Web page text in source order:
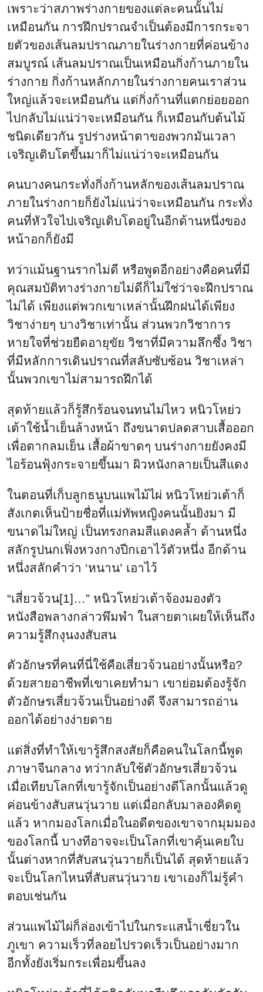
เพราะว่าสภาพร่างกายของแต่ละคนนั้นไม่
เหมือนกัน การฝึกปราณจำเป็นต้องมีการกระจา
ยตัวของเส้นลมปราณภายในร่างกายที่ค่อนข้าง
สมบูรณ์ เส้นลมปราณเป็นเหมือนกิ่งก้านภายใน
ร่างกาย กิ่งก้านหลักภายในร่างกายคนเราส่วน
ใหญ่แล้วจะเหมือนกัน แต่กิ่งก้านที่แตกย่อยออก
ไปกลับไม่แน่ว่าจะเหมือนกัน ก็เหมือนกับต้นไม้
ชนิดเดียวกัน รูปร่างหน้าตาของพวกมันเวลา
เจริญเติบโตขึ้นมาก็ไม่แน่ว่าจะเหมือนกัน
คนบางคนกระทั่งกิ่งก้านหลักของเส้นลมปราณ
ภายในร่างกายก็ยังไม่แน่ว่าจะเหมือนกัน กระทั่ง
คนที่หัวใจไปเจริญเติบโตอยู่ในอีกด้านหนึ่งของ
หน้าอกก็ยังมี
ทว่าแม้นฐานรากไม่ดี หรือพูดอีกอย่างคือคนที่มี
คุณสมบัติทางร่างกายไม่ดีก็ไม่ใช่ว่าจะฝึกปราณ
ไม่ได้ เพียงแต่พวกเขาเหล่านั้นฝึกฝนได้เพียง
วิชาง่ายๆ บางวิชาเท่านั้น ส่วนพวกวิชาการ
หายใจที่ช่วยยืดอายุขัย วิชาที่มีความลึกซึ้ง วิชา
ที่มีหลักการเดินปราณที่สลับซับซ้อน วิชาเหล่า
นั้นพวกเขาไม่สามารถฝึกได้
สุดท้ายแล้วก็รู้สึกร้อนจนทนไม่ไหว หนิวโหย่ว
เต้าใช้น้ำเย็นล้างหน้า ถึงขนาดปลดสาบเสื้อออก
เพื่อตากลมเย็น เสื้อผ้าขาดๆ บนร่างกายยังคงมี
ไอร้อนฟุ้งกระจายขึ้นมา ผิวหนังกลายเป็นสีแดง
ในตอนที่เก็บลูกธนูบนแพไม้ไผ่ หนิวโหย่วเต้าก็
สังเกตเห็นป้ายชื่อที่แม่ทัพหญิงคนนั้นยิงมา มี
ขนาดไม่ใหญ่ เป็นทรงกลมสีแดงคล้ำ ด้านหนึ่ง
สลักรูปนกเฟิ่งหวงกางปีกเอาไว้ตัวหนึ่ง อีกด้าน
หนึ่งสลักคำว่า ‘หนาน’ เอาไว้
“เสี่ยวจ้วน[1]…” หนิวโหย่วเต้าจ้องมองตัว
หนังสือพลางกล่าวพึมพำ ในสายตาเผยให้เห็นถึง
ความรู้สึกงุนงงสับสน
ตัวอักษรที่คนที่นี่ใช้คือเสี่ยวจ้วนอย่างนั้นหรือ?
ด้วยสายอาชีพที่เขาเคยทำมา เขาย่อมต้องรู้จัก
ตัวอักษรเสี่ยวจ้วนเป็นอย่างดี จึงสามารถอ่าน
ออกได้อย่างง่ายดาย
แต่สิ่งที่ทำให้เขารู้สึกสงสัยก็คือคนในโลกนี้พูด
ภาษาจีนกลาง ทว่ากลับใช้ตัวอักษรเสี่ยวจ้วน
เมื่อเทียบโลกที่เขารู้จักเป็นอย่างดีโลกนั้นแล้วดู
ค่อนข้างสับสนวุ่นวาย แต่เมื่อกลับมาลองคิดดู
แล้ว หากมองโลกเมื่อในอดีตของเขาจากมุมมอง
ของโลกนี้ บางทีอาจจะเป็นโลกที่เขาคุ้นเคยใบ
นั้นต่างหากที่สับสนวุ่นวายก็เป็นได้ สุดท้ายแล้ว
จะเป็นโลกไหนที่สับสนวุ่นวาย เขาเองก็ไม่รู้คำ
ตอบเช่นกัน
ส่วนแพไม้ไผ่ก็ล่องเข้าไปในกระแสน้ำเชี่ยวใน
ภูเขา ความเร็วที่ลอยไปรวดเร็วเป็นอย่างมาก
อีกทั้งยังเริ่มกระเพื่อมขึ้นลง